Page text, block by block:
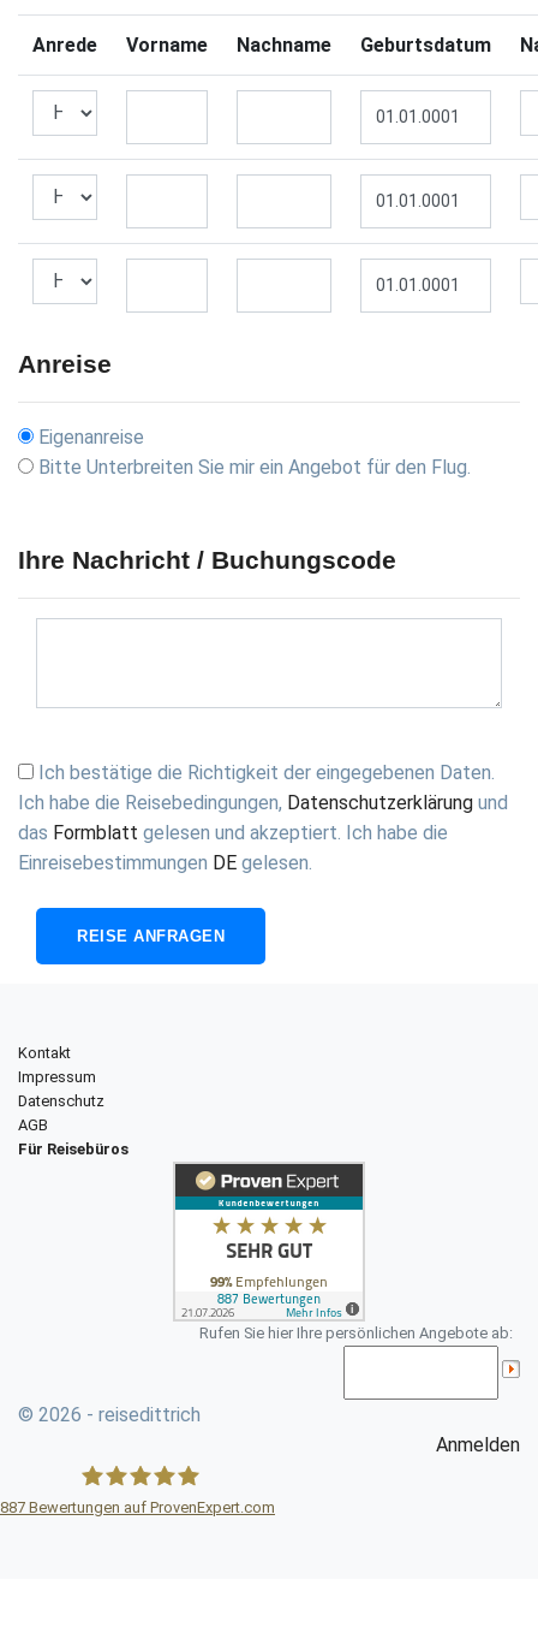
Anrede Vorname Nachname Geburtsdatum
Anreise
Eigenanreise
Bitte Unterbreiten Sie mir ein Angebot für den Flug.
Ihre Nachricht / Buchungscode
Ich bestätige die Richtigkeit der eingegebenen Daten.
Ich habe die Reisebedingungen, Datenschutzerklärung und
das Formblatt gelesen und akzeptiert. Ich habe die
Einreisebestimmungen DE gelesen.
Kontakt
Impressum
Datenschutz
AGB
Für Reisebüros
Rufen Sie hier Ihre persönlichen Angebote ab:
© 2026 - reisedittrich
Anmelden
887 Bewertungen auf ProvenExpert.com